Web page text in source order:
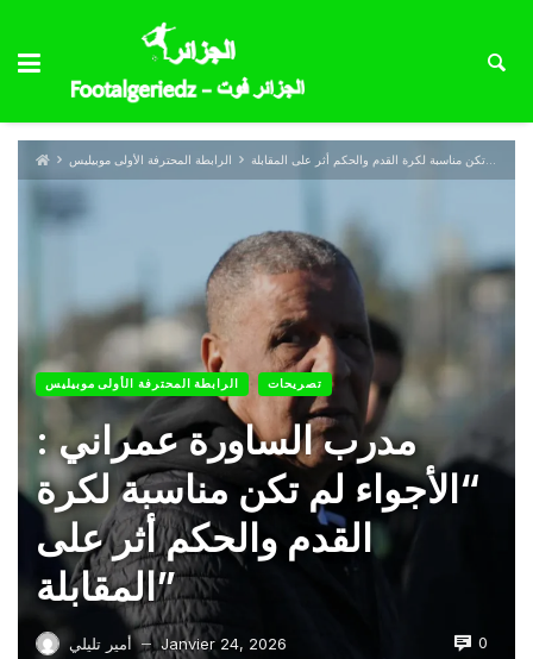
الرابطة المحترفة الأولى موبيليس
الرابطة المحترفة الأولى موبيليس تصريحات
مدرب الساورة عمراني :
“الأجواء لم تكن مناسبة لكرة
القدم والحكم أثر على
المقابلة”
أمير تليلي — Janvier 24, 2026 0